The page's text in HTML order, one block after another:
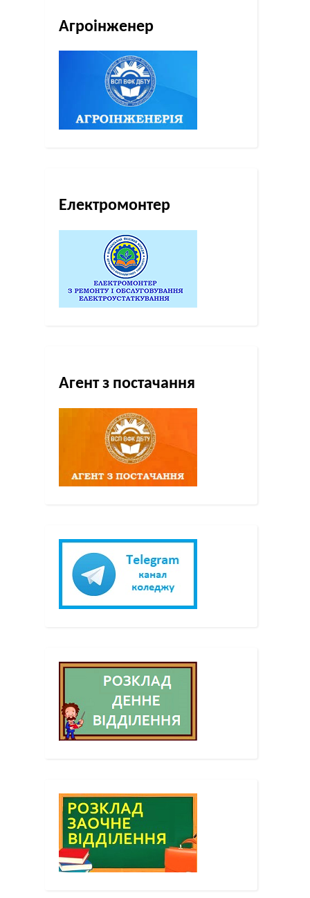
Агроінженер
Електромонтер
Агент з постачання